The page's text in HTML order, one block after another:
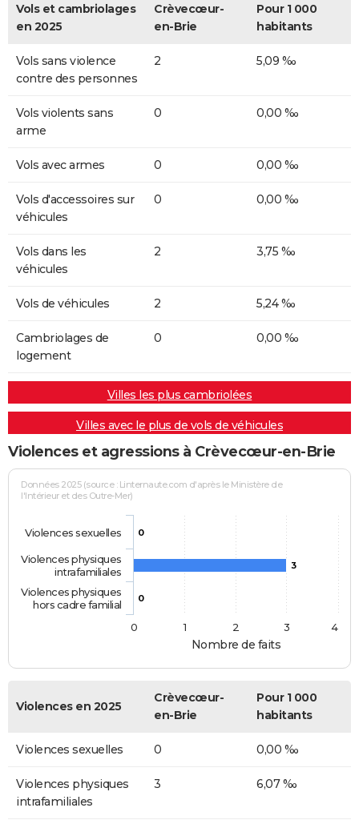
Vols et cambriolages
en 2025
Crèvecœur-
en-Brie
Pour 1 000
habitants
Vols sans violence
contre des personnes
2 5,09 ‰
Vols violents sans
arme
0 0,00 ‰
Vols avec armes 0 0,00 ‰
Vols d'accessoires sur
véhicules
0 0,00 ‰
Vols dans les
véhicules
2 3,75 ‰
Vols de véhicules 2 5,24 ‰
Cambriolages de
logement
0 0,00 ‰
Villes les plus cambriolées
Villes avec le plus de vols de véhicules
Violences et agressions à Crèvecœur-en-Brie
Nombre de faits
Données 2025 (source : Linternaute.com d'après le Ministère de
l'Intérieur et des Outre-Mer)
0
3
0
Violences sexuelles
Violences physiques
intrafamiliales
Violences physiques
hors cadre familial
0
1 2 3 4
Violences en 2025
Crèvecœur-
en-Brie
Pour 1 000
habitants
Violences sexuelles 0 0,00 ‰
Violences physiques
intrafamiliales
3 6,07 ‰